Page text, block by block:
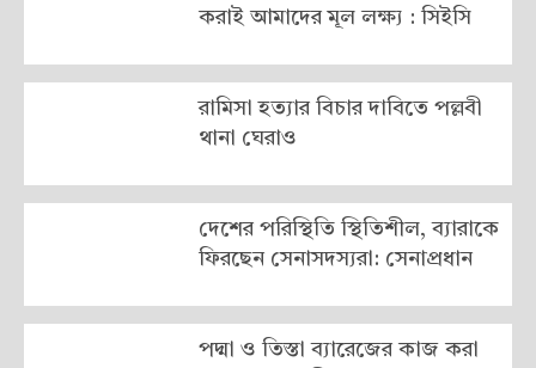
করাই আমাদের মূল লক্ষ্য : সিইসি
রামিসা হত্যার বিচার দাবিতে পল্লবী
থানা ঘেরাও
দেশের পরিস্থিতি স্থিতিশীল, ব্যারাকে
ফিরছেন সেনাসদস্যরা: সেনাপ্রধান
পদ্মা ও তিস্তা ব্যারেজের কাজ করা